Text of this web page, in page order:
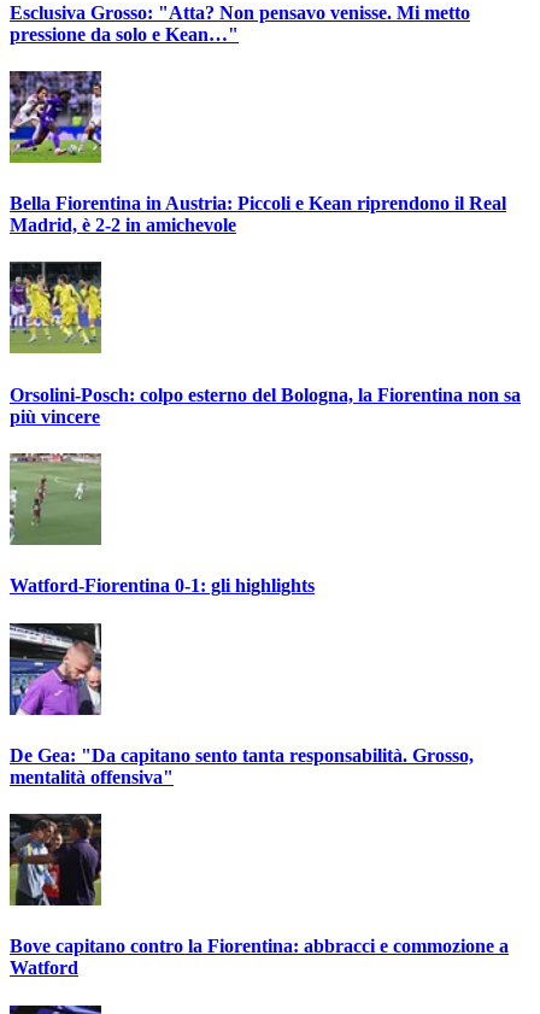
Esclusiva Grosso: "Atta? Non pensavo venisse. Mi metto
pressione da solo e Kean…"
Bella Fiorentina in Austria: Piccoli e Kean riprendono il Real
Madrid, è 2-2 in amichevole
Orsolini-Posch: colpo esterno del Bologna, la Fiorentina non sa
più vincere
Watford-Fiorentina 0-1: gli highlights
De Gea: "Da capitano sento tanta responsabilità. Grosso,
mentalità offensiva"
Bove capitano contro la Fiorentina: abbracci e commozione a
Watford